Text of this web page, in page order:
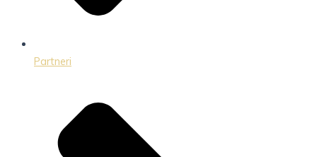
Partneri